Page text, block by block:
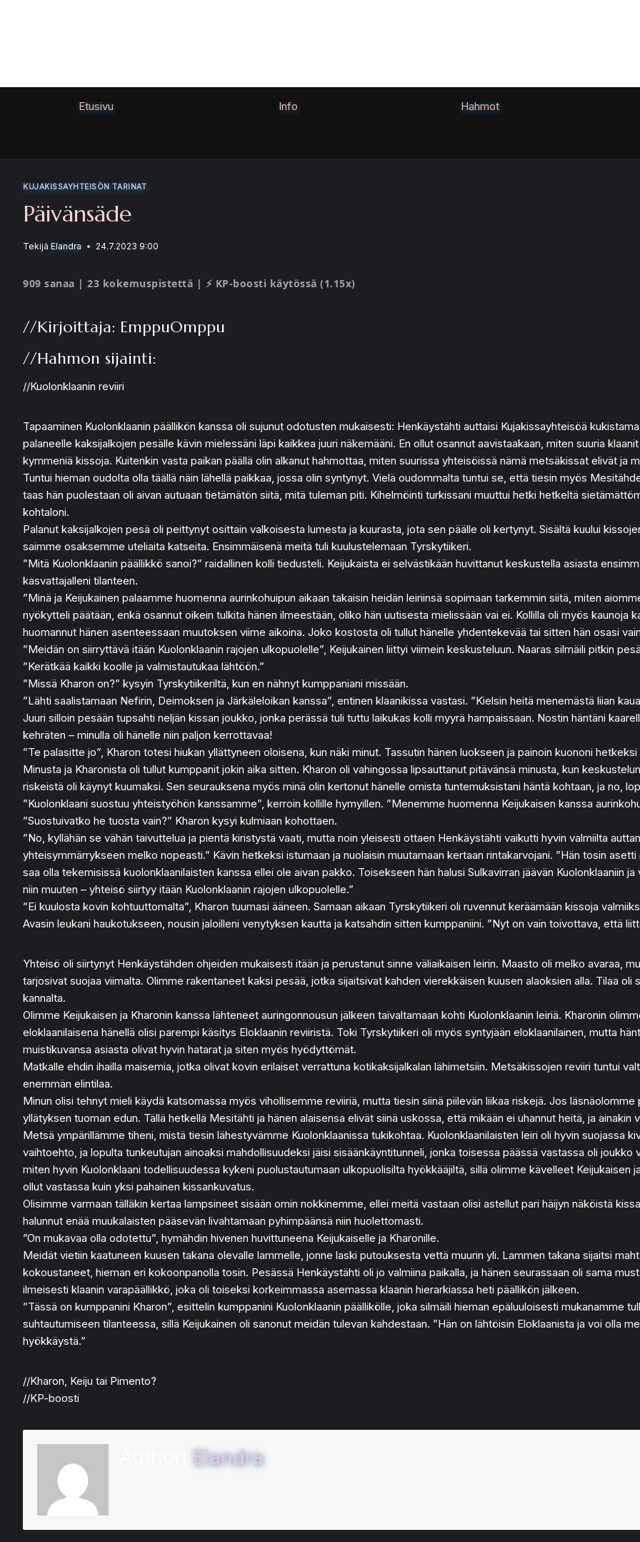
Etusivu Info Hahmot
KUJAKISSAYHTEISÖN TARINAT
Päivänsäde
Tekijä Elandra 24.7.2023 9:00
909 sanaa | 23 kokemuspistettä | ⚡ KP-boosti käytössä (1.15x)
//Kirjoittaja: EmppuOmppu
//Hahmon sijainti:
//Kuolonklaanin reviiri
Tapaaminen Kuolonklaanin päällikön kanssa oli sujunut odotusten mukaisesti: Henkäystähti auttaisi Kujakissayhteisöä
palaneelle kaksijalkojen pesälle kävin mielessäni läpi kaikkea juuri näkemääni. En ollut osannut aavistaakaan, miten suuria
kymmeniä kissoja. Kuitenkin vasta paikan päällä olin alkanut hahmottaa, miten suurissa yhteisöissä nämä metsäkissat elivät ja
Tuntui hieman oudolta olla täällä näin lähellä paikkaa, jossa olin syntynyt. Vielä oudommalta tuntui se, että tiesin myös
taas hän puolestaan oli aivan autuaan tietämätön siitä, mitä tuleman piti. Kihelmöinti turkissani muuttui hetki hetkeltä
kohtaloni.
Palanut kaksijalkojen pesä oli peittynyt osittain valkoisesta lumesta ja kuurasta, jota sen päälle oli kertynyt. Sisältä kuului
saimme osaksemme uteliaita katseita. Ensimmäisenä meitä tuli kuulustelemaan Tyrskytiikeri.
”Mitä Kuolonklaanin päällikkö sanoi?” raidallinen kolli tiedusteli. Keijukaista ei selvästikään huvittanut keskustella asiasta
kasvattajalleni tilanteen.
”Minä ja Keijukainen palaamme huomenna aurinkohuipun aikaan takaisin heidän leiriinsä sopimaan tarkemmin siitä, miten
nyökytteli päätään, enkä osannut oikein tulkita hänen ilmeestään, oliko hän uutisesta mielissään vai ei. Kollilla oli myös kaunoja
huomannut hänen asenteessaan muutoksen viime aikoina. Joko kostosta oli tullut hänelle yhdentekevää tai sitten hän osasi
”Meidän on siirryttävä itään Kuolonklaanin rajojen ulkopuolelle”, Keijukainen liittyi viimein keskusteluun. Naaras silmäili pitkin
”Kerätkää kaikki koolle ja valmistautukaa lähtöön.”
”Missä Kharon on?” kysyin Tyrskytiikeriltä, kun en nähnyt kumppaniani missään.
”Lähti saalistamaan Nefirin, Deimoksen ja Järkäleloikan kanssa”, entinen klaanikissa vastasi. ”Kielsin heitä menemästä liian
Juuri silloin pesään tupsahti neljän kissan joukko, jonka perässä tuli tuttu laikukas kolli myyrä hampaissaan. Nostin häntäni
kehräten – minulla oli hänelle niin paljon kerrottavaa!
”Te palasitte jo”, Kharon totesi hiukan yllättyneen oloisena, kun näki minut. Tassutin hänen luokseen ja painoin kuononi
Minusta ja Kharonista oli tullut kumppanit jokin aika sitten. Kharon oli vahingossa lipsauttanut pitävänsä minusta, kun
riskeistä oli käynyt kuumaksi. Sen seurauksena myös minä olin kertonut hänelle omista tuntemuksistani häntä kohtaan, ja no,
”Kuolonklaani suostuu yhteistyöhön kanssamme”, kerroin kollille hymyillen. ”Menemme huomenna Keijukaisen kanssa
”Suostuivatko he tuosta vain?” Kharon kysyi kulmiaan kohottaen.
”No, kyllähän se vähän taivuttelua ja pientä kiristystä vaati, mutta noin yleisesti ottaen Henkäystähti vaikutti hyvin valmiilta
yhteisymmärrykseen melko nopeasti.” Kävin hetkeksi istumaan ja nuolaisin muutamaan kertaan rintakarvojani. ”Hän tosin
saa olla tekemisissä kuolonklaanilaisten kanssa ellei ole aivan pakko. Toisekseen hän halusi Sulkavirran jäävän Kuolonklaaniin
niin muuten – yhteisö siirtyy itään Kuolonklaanin rajojen ulkopuolelle.”
”Ei kuulosta kovin kohtuuttomalta”, Kharon tuumasi ääneen. Samaan aikaan Tyrskytiikeri oli ruvennut keräämään kissoja
Avasin leukani haukotukseen, nousin jaloilleni venytyksen kautta ja katsahdin sitten kumppaniini. ”Nyt on vain toivottava, että
Yhteisö oli siirtynyt Henkäystähden ohjeiden mukaisesti itään ja perustanut sinne väliaikaisen leirin. Maasto oli melko avaraa,
tarjosivat suojaa viimalta. Olimme rakentaneet kaksi pesää, jotka sijaitsivat kahden vierekkäisen kuusen alaoksien alla. Tilaa
kannalta.
Olimme Keijukaisen ja Kharonin kanssa lähteneet auringonnousun jälkeen taivaltamaan kohti Kuolonklaanin leiriä. Kharonin
eloklaanilaisena hänellä olisi parempi käsitys Eloklaanin reviiristä. Toki Tyrskytiikeri oli myös syntyjään eloklaanilainen, mutta
muistikuvansa asiasta olivat hyvin hatarat ja siten myös hyödyttömät.
Matkalle ehdin ihailla maisemia, jotka olivat kovin erilaiset verrattuna kotikaksijalkalan lähimetsiin. Metsäkissojen reviiri tuntui
enemmän elintilaa.
Minun olisi tehnyt mieli käydä katsomassa myös vihollisemme reviiriä, mutta tiesin siinä piilevän liikaa riskejä. Jos
yllätyksen tuoman edun. Tällä hetkellä Mesitähti ja hänen alaisensa elivät siinä uskossa, että mikään ei uhannut heitä, ja
Metsä ympärillämme tiheni, mistä tiesin lähestyvämme Kuolonklaanissa tukikohtaa. Kuolonklaanilaisten leiri oli hyvin suojassa
vaihtoehto, ja lopulta tunkeutujan ainoaksi mahdollisuudeksi jäisi sisäänkäyntitunneli, jonka toisessa päässä vastassa oli
miten hyvin Kuolonklaani todellisuudessa kykeni puolustautumaan ulkopuolisilta hyökkääjiltä, sillä olimme kävelleet Keijukaisen
ollut vastassa kuin yksi pahainen kissankuvatus.
Olisimme varmaan tälläkin kertaa lampsineet sisään omin nokkinemme, ellei meitä vastaan olisi astellut pari häijyn näköistä
halunnut enää muukalaisten pääsevän livahtamaan pyhimpäänsä niin huolettomasti.
”On mukavaa olla odotettu”, hymähdin hivenen huvittuneena Keijukaiselle ja Kharonille.
Meidät vietiin kaatuneen kuusen takana olevalle lammelle, jonne laski putouksesta vettä muurin yli. Lammen takana sijaitsi
kokoustaneet, hieman eri kokoonpanolla tosin. Pesässä Henkäystähti oli jo valmiina paikalla, ja hänen seurassaan oli sama
ilmeisesti klaanin varapäällikkö, joka oli toiseksi korkeimmassa asemassa klaanin hierarkiassa heti päällikön jälkeen.
”Tässä on kumppanini Kharon”, esittelin kumppanini Kuolonklaanin päällikölle, joka silmäili hieman epäluuloisesti mukanamme
suhtautumiseen tilanteessa, sillä Keijukainen oli sanonut meidän tulevan kahdestaan. ”Hän on lähtöisin Eloklaanista ja voi olla
hyökkäystä.”
//Kharon, Keiju tai Pimento?
//KP-boosti
Elandra